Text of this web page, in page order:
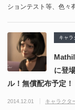
ションテスト等、色々
キャラ
に登
ル！無償配布予定！
2014.12.01 キャラクタ